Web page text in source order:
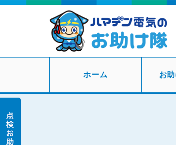
ホーム お